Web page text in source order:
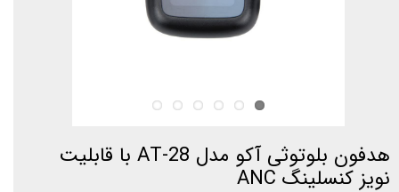
هدفون بلوتوثی آکو مدل AT-28 با قابلیت
نویز کنسلینگ ANC